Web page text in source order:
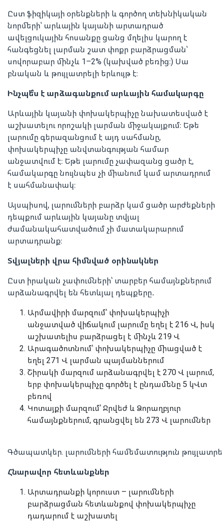
Ըստ ֆիզիկայի օրենքների և գործող տեխնիկական
նորմերի՝ արևային կայանի արտադրած
ավելցուկային հոսանքը ցանց մղելիս կարող է
հանգեցնել լարման շատ փոքր բարձրացման՝
սովորաբար մինչև 1–2% (կախված բեռից։) Սա
բնական և թույլատրելի երևույթ է։
Ինչպե՞ս է արձագանքում արևային համակարգը
Արևային կայանի փոխակերպիչը նախատեսված է
աշխատելու որոշակի լարման միջակայքում։ Եթե
լարումը գերազանցում է այդ սահմանը,
փոխակերպիչը անվտանգության համար
անջատվում է։ Եթե լարումը չափազանց ցածր է,
համակարգը նույնպես չի միանում կամ արտադրում
է սահմանափակ։
Այսպիսով, լարումների բարձր կամ ցածր արժեքների
դեպքում արևային կայանը տվյալ
ժամանակահատվածում չի մատակարարում
արտադրանք։
Տվյալների վրա հիմնված օրինակներ
Ըստ իրական չափումների՝ տարբեր համայնքներում
արձանագրվել են հետևյալ դեպքերը․
Արմավիրի մարզում՝ փոխակերպիչի
անջատված վիճակում լարումը եղել է 216 Վ, իսկ
աշխատելիս բարձրացել է մինչև 219 Վ
Արագածոտնում՝ փոխակերպիչը միացված է
եղել 271 Վ լարման պայմաններում
Շիրակի մարզում արձանագրվել է 270 Վ լարում,
երբ փոխակերպիչը գործել է ընդամենը 5 կՎտ
բեռով
Կոտայքի մարզում՝ Ջրվեժ և Ձորաղբյուր
համայնքներում, գրանցվել են 273 Վ լարումներ
Գծապատկեր. լարումների համեմատություն
Հնարավոր հետևանքներ
Արտադրանքի կորուստ – լարումների
բարձրացման հետևանքով փոխակերպիչը
դադարում է աշխատել